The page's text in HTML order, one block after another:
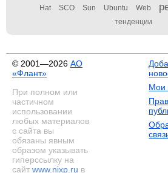
Hat SCO Sun Ubuntu Web
тенденции
© 2001—2026 АО
«Флант»
При полном или
частичном
использовании
любых материалов
с сайта вы
обязаны явным
образом указывать
гиперссылку на
сайт www.nixp.ru в
Мои